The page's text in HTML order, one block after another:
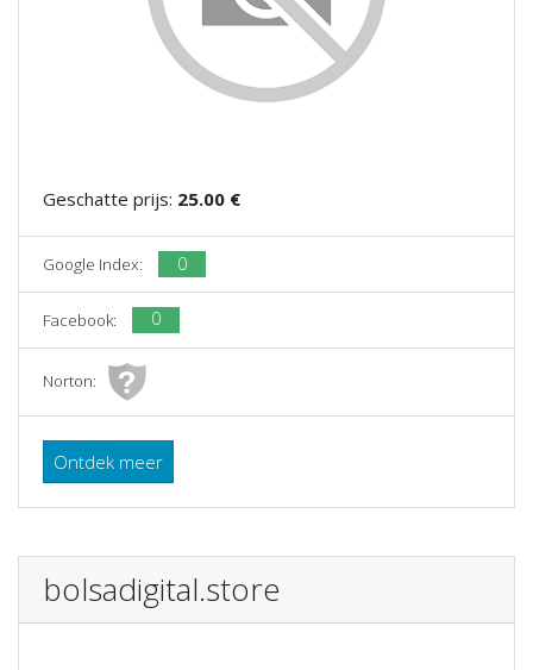
Geschatte prijs: 25.00 €
Google Index: 0
Facebook: 0
Norton:
Ontdek meer
bolsadigital.store